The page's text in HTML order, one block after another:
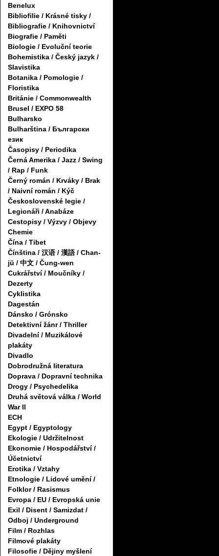
Benelux
Bibliofilie / Krásné tisky /
Bibliografie / Knihovnictví
Biografie / Paměti
Biologie / Evoluční teorie
Bohemistika / Český jazyk /
Slavistika
Botanika / Pomologie /
Floristika
Británie / Commonwealth
Brusel / EXPO 58
Bulharsko
Bulharština / Български
език
Časopisy / Periodika
Černá Amerika / Jazz / Swing
/ Rap / Funk
Černý román / Krváky / Brak
/ Naivní román / Kýč
Československé legie /
Legionáři / Anabáze
Cestopisy / Výzvy / Objevy
Chemie
Čína / Tibet
Čínština / 汉语 / 漢語 / Chan-
jü / 中文 / Čung-wen
Cukrářství / Moučníky /
Dezerty
Cyklistika
Dagestán
Dánsko / Grónsko
Detektivní žánr / Thriller
Divadelní / Muzikálové
plakáty
Divadlo
Dobrodružná literatura
Doprava / Dopravní technika
Drogy / Psychedelika
Druhá světová válka / World
War II
ECH
Egypt / Egyptology
Ekologie / Udržitelnost
Ekonomie / Hospodářství /
Účetnictví
Erotika / Vztahy
Etnologie / Lidové umění /
Folklor / Rasismus
Evropa / EU / Evropská unie
Exil / Disent / Samizdat /
Odboj / Underground
Film / Rozhlas
Filmové plakáty
Filosofie / Dějiny myšlení